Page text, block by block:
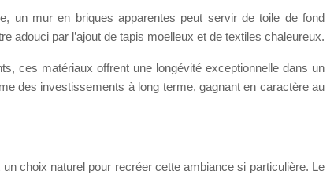
un mur en briques apparentes peut servir de toile de fond
adouci par l’ajout de tapis moelleux et de textiles chaleureux.
ces matériaux offrent une longévité exceptionnelle dans un
des investissements à long terme, gagnant en caractère au
choix naturel pour recréer cette ambiance si particulière. Le